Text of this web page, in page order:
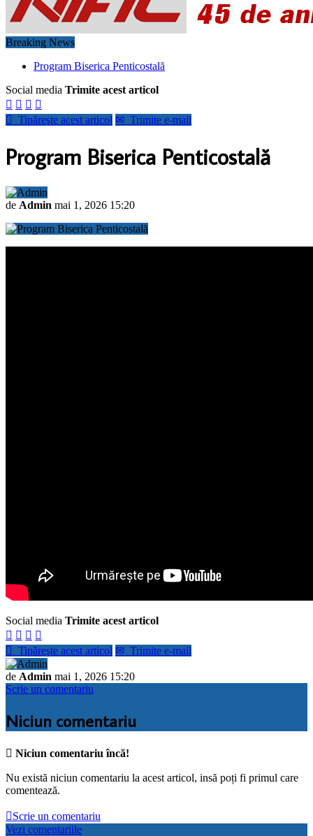
Breaking News
Program Biserica Penticostală
Social media Trimite acest articol
   

Tipăreşte acest articol ✉ Trimite e-mail
Program Biserica Penticostală
de Admin mai 1, 2026 15:20
Social media Trimite acest articol
   

Tipăreşte acest articol ✉ Trimite e-mail
de Admin mai 1, 2026 15:20
Scrie un comentariu
Niciun comentariu
 Niciun comentariu încă!
Nu există niciun comentariu la acest articol, insă poți fi primul care
comentează.
Scrie un comentariu
Vezi comentariile